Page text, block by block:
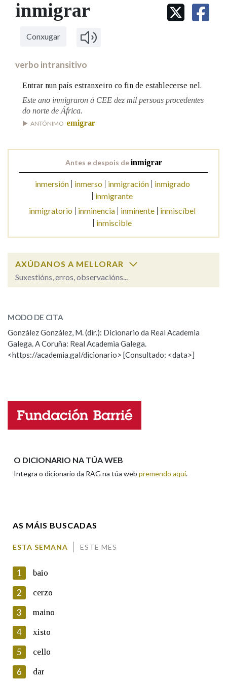
IDENTIDADE CORPORATIVA
MARCIAL DEL ADALID
FIGURAS HOMENAXEADAS
Facebook
TwitterYoutubeInstagram
Bluesky
BUSCAR NOS LEMAS
Comeza por
Contén
Nos exemplos
Na fraseoloxía
Marcas gramaticais
Pertence a
LIMPAR
inmigrar
Conxugar
verbo intransitivo
Entrar nun país estranxeiro co fin de establecerse nel.
Este ano inmigraron á CEE dez mil persoas procedentes
do norte de África.
ANTÓNIMO emigrar
Antes e despois deinmigrar
inmersión inmerso inmigración
inmigrado
inmigrante
inmigratorio
inminencia inminente
inmiscíbel
inmiscible
AXÚDANOS A MELLORAR
Suxestións, erros, observacións...
ESCOLLE UNHA OPCIÓN:
Observación Hai un erro na palabra
Propoño mellorar a definición
Nome
En cumprimento da normativa vixente en materia de
Protección de Datos de Carácter Persoal, a Real Academia
Galega informa a aqueles usuarios que faciliten o seu correo
electrónico, así como calquera outra información de carácter
persoal, que estes datos serán obxecto de tratamento
automatizado de carácter confidencial e incorporados aos seus
ficheiros informáticos. Así mesmo, os usuarios poderán exercer o
MODO DE CITA
González González, M. (dir.): Dicionario da Real Academia
Galega. A Coruña: Real Academia Galega.
<https://academia.gal/dicionario> [Consultado: <data>]
O DICIONARIO NA TÚA WEB
Integra o dicionario da RAG na túa web premendo aquí.
AS MÁIS BUSCADAS
ESTA SEMANA ESTE MES
1 baio
2 cerzo
3 maino
4 xisto
5 cello
6 dar